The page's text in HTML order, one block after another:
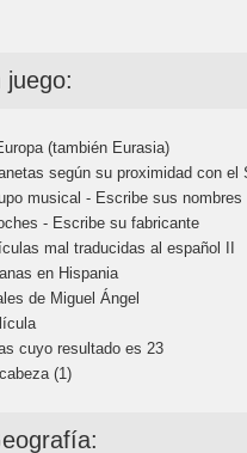
juego:
(también Eurasia)
según su proximidad con el
musical - Escribe sus nombres
- Escribe su fabricante
mal traducidas al español II
en Hispania
de Miguel Ángel
cuyo resultado es 23
(1)